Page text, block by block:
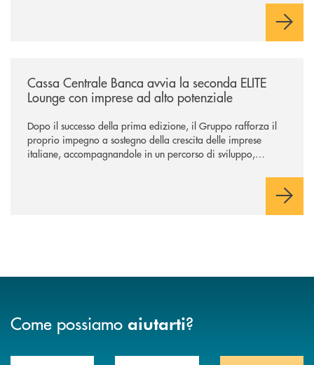
negoziazione esclusiva per la finalizzazione dell’operazione.
Cassa Centrale Banca avvia la seconda ELITE
Lounge con imprese ad alto potenziale
Dopo il successo della prima edizione, il Gruppo rafforza il
proprio impegno a sostegno della crescita delle imprese
italiane, accompagnandole in un percorso di sviluppo,
Come possiamo aiutarti?